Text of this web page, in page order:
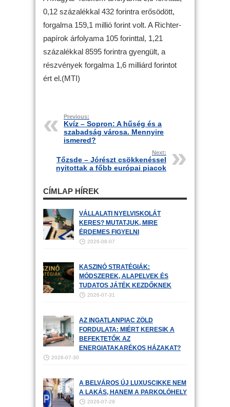
0,12 százalékkal 432 forintra erősödött,
forgalma 159,1 millió forint volt. A Richter-
papírok árfolyama 105 forinttal, 1,21
százalékkal 8595 forintra gyengült, a
részvények forgalma 1,6 milliárd forintot
ért el.(MTI)
Previous:
Kvíz – Sopron: A hűség és a
szabadság városa. Mennyire
ismered?
Next:
Tőzsde – Jórészt csökkenéssel
nyitottak a főbb európai piacok
CÍMLAP HÍREK
VÁLLALATI NYELVISKOLÁT
KERES? MUTATJUK, MIRE
ÉRDEMES FIGYELNI
2026-08-07
KASZINÓ STRATÉGIÁK:
MÓDSZEREK, ALAPELVEK ÉS
TUDATOS JÁTÉK KEZDŐKNEK
2026-07-31
AZ INGATLANPIAC ZÖLD
FORDULATA: MIÉRT KERESIK A
BEFEKTETŐK AZ
ENERGIATAKARÉKOS HÁZAKAT?
2026-07-30
A BELVÁROS ÚJ LUXUSCIKKE NEM
A LAKÁS, HANEM A PARKOLÓHELY
2026-07-29